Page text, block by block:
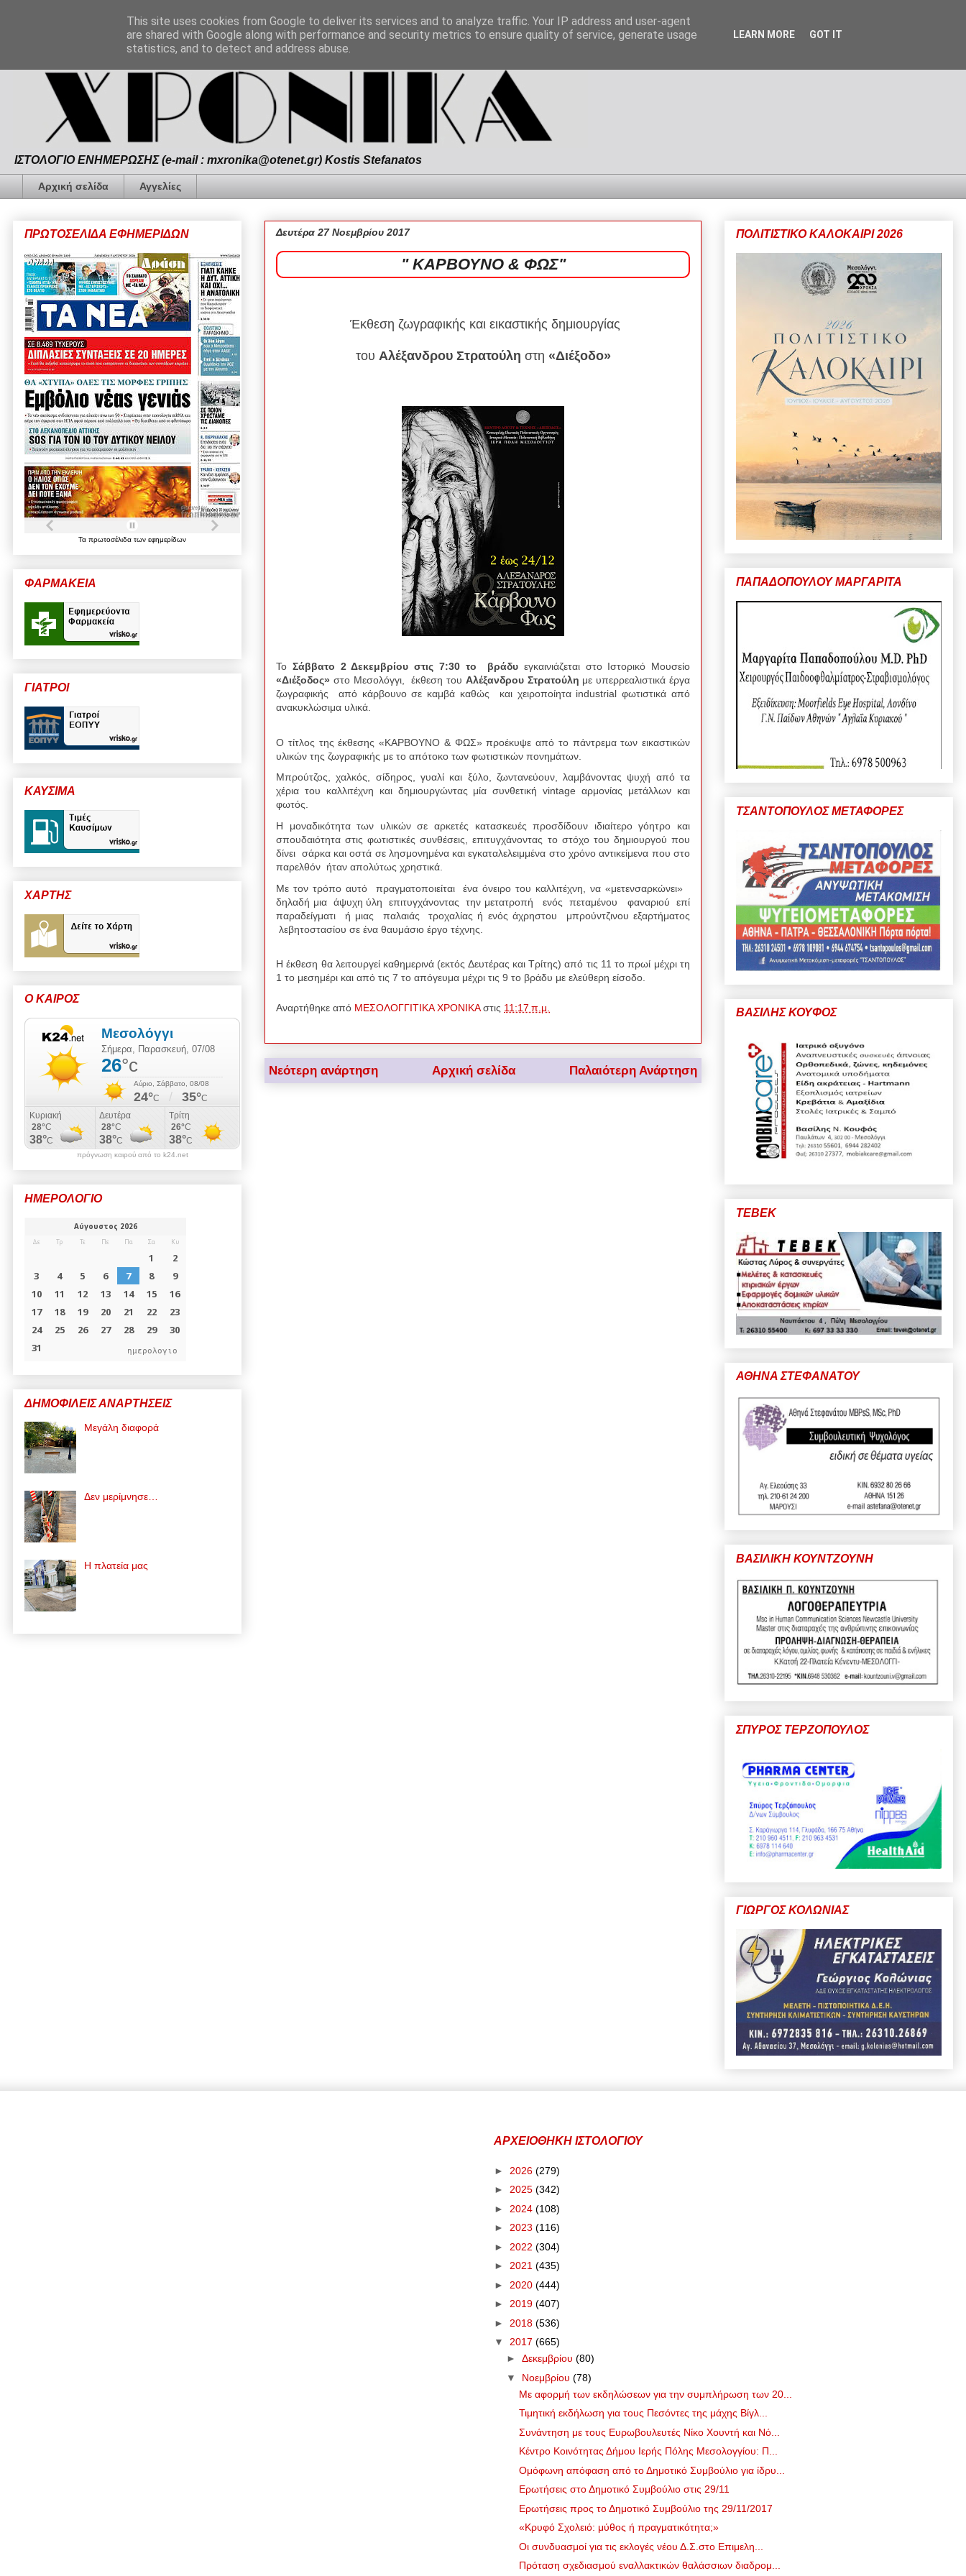
ΙΣΤΟΛΟΓΙΟ ΕΝΗΜΕΡΩΣΗΣ (e-mail : mxronika@otenet.gr) Kostis Stefanatos
Αρχική σελίδα Αγγελίες
Δευτέρα 27 Νοεμβρίου 2017
" ΚΑΡΒΟΥΝΟ & ΦΩΣ"
Έκθεση ζωγραφικής και εικαστικής δημιουργίας
του Αλέξανδρου Στρατούλη στη «Διέξοδο»
Το Σάββατο 2 Δεκεμβρίου στις 7:30 το βράδυ εγκαινιάζεται στο Ιστορικό Μουσείο
«Διέξοδος» στο Μεσολόγγι, έκθεση του Αλέξανδρου Στρατούλη με υπερρεαλιστικά έργα
ζωγραφικής
από κάρβουνο σε καμβά καθώς και χειροποίητα industrial φωτιστικά από
ανακυκλώσιμα υλικά.
Ο τίτλος της έκθεσης «ΚΑΡΒΟΥΝΟ & ΦΩΣ» προέκυψε από το πάντρεμα των εικαστικών
υλικών της ζωγραφικής με το απότοκο των φωτιστικών πονημάτων.
Μπρούτζος, χαλκός, σίδηρος, γυαλίκαι ξύλο, ζωντανεύουν, λαμβάνοντας ψυχή από τα
χέρια του καλλιτέχνη και δημιουργώντας μία συνθετικήvintage αρμονίας μετάλλων και
φωτός.
Η μοναδικότητα των υλικών σε αρκετές κατασκευές προσδίδουν ιδιαίτερο γόητρο και
σπουδαιότητα στις φωτιστικές συνθέσεις, επιτυγχάνοντας το στόχο του δημιουργού που
δίνει σάρκα και οστά σε λησμονημένα και εγκαταλελειμμένα στο χρόνο αντικείμενα που στο
παρελθόν ήταν απολύτως χρηστικά.
Με τον τρόπο αυτό πραγματοποιείται ένα όνειρο του καλλιτέχνη, να «μετενσαρκώνει»
δηλαδή μια άψυχη ύλη επιτυγχάνοντας την μετατροπή ενός πεταμένου φαναριού επί
παραδείγματι ή μιας παλαιάς τροχαλίας ή ενός άχρηστου μπρούντζινουεξαρτήματος
λεβητοστασίου σε ένα θαυμάσιο έργο τέχνης.
Η έκθεση θα λειτουργεί καθημερινά (εκτός Δευτέρας και Τρίτης) από τις 11 το πρωί μέχρι τη
1 το μεσημέρι και από τις 7 το απόγευμα μέχρι τις 9 το βράδυ με ελεύθερη είσοδο.
Αναρτήθηκε από ΜΕΣΟΛΟΓΓΙΤΙΚΑ ΧΡΟΝΙΚΑ στις 11:17 π.μ.
Νεότερη ανάρτηση Παλαιότερη Ανάρτηση
Αρχική σελίδα
ΠΡΩΤΟΣΕΛΙΔΑ ΕΦΗΜΕΡΙΔΩΝ
Τα πρωτοσέλιδα των εφημερίδων
ΦΑΡΜΑΚΕΙΑ
ΓΙΑΤΡΟΙ
ΚΑΥΣΙΜΑ
ΧΑΡΤΗΣ
Ο ΚΑΙΡΟΣ
πρόγνωση καιρού από το k24.net
ΗΜΕΡΟΛΟΓΙΟ
ημερολογιο
ΔΗΜΟΦΙΛΕΙΣ ΑΝΑΡΤΗΣΕΙΣ
Μεγάλη διαφορά
Δεν μερίμνησε…
Η πλατεία μας
ΠΟΛΙΤΙΣΤΙΚΟ ΚΑΛΟΚΑΙΡΙ 2026
ΠΑΠΑΔΟΠΟΥΛΟΥ ΜΑΡΓΑΡΙΤΑ
ΤΣΑΝΤΟΠΟΥΛΟΣ ΜΕΤΑΦΟΡΕΣ
ΒΑΣΙΛΗΣ ΚΟΥΦΟΣ
ΤΕΒΕΚ
ΑΘΗΝΑ ΣΤΕΦΑΝΑΤΟΥ
ΒΑΣΙΛΙΚΗ ΚΟΥΝΤΖΟΥΝΗ
ΣΠΥΡΟΣ ΤΕΡΖΟΠΟΥΛΟΣ
ΓΙΩΡΓΟΣ ΚΟΛΩΝΙΑΣ
ΑΡΧΕΙΟΘΗΚΗ ΙΣΤΟΛΟΓΙΟΥ
► 2026 (279)
► 2025 (342)
► 2024 (108)
► 2023 (116)
► 2022 (304)
► 2021 (435)
► 2020 (444)
► 2019 (407)
► 2018 (536)
▼ 2017 (665)
► Δεκεμβρίου (80)
▼ Νοεμβρίου (78)
Με αφορμή των εκδηλώσεων για την συμπλήρωση των 20...
Τιμητική εκδήλωση για τους Πεσόντες της μάχης Βίγλ...
Συνάντηση με τους Ευρωβουλευτές Νίκο Χουντή και Νό...
Κέντρο Κοινότητας Δήμου Ιερής Πόλης Μεσολογγίου: Π...
Ομόφωνη απόφαση από το Δημοτικό Συμβούλιο για ίδρυ...
Ερωτήσεις στο Δημοτικό Συμβούλιο στις 29/11
Ερωτήσεις προς το Δημοτικό Συμβούλιο της 29/11/2017
«Κρυφό Σχολειό: μύθος ή πραγματικότητα;»
Οι συνδυασμοί για τις εκλογές νέου Δ.Σ.στο Επιμελη...
Πρόταση σχεδιασμού εναλλακτικών θαλάσσιων διαδρομ...
This site uses cookies from Google to deliver its services and to analyze traffic. Your IP address and user-agent
are shared with Google along with performance and security metrics to ensure quality of service, generate usage
statistics, and to detect and address abuse.
LEARN MORE GOT IT